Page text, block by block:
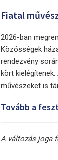
Fiatal
2026-ban
Közösségek
rendezvény
kört
művészeket is
Tovább a
A változás joga